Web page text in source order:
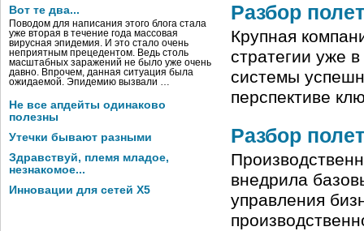
Вот те два...
Поводом для написания этого блога стала
уже вторая в течение года массовая
вирусная эпидемия. И это стало очень
неприятным прецедентом. Ведь столь
масштабных заражений не было уже очень
давно. Впрочем, данная ситуация была
ожидаемой. Эпидемию вызвали …
Не все апдейты одинаково
полезны
Утечки бывают разными
Здравствуй, племя младое,
незнакомое...
Инновации для сетей X5
Разбор
Крупная
стратегии уже
системы
перспективе
Разбор
внедрила
управления